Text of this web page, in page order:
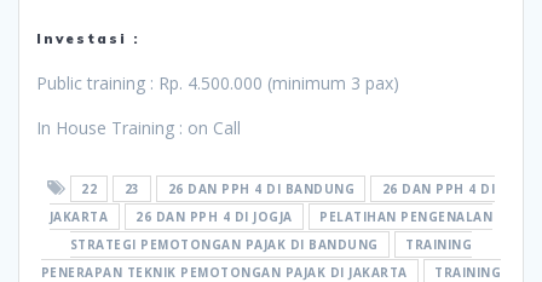
Investasi :
Public training : Rp. 4.500.000 (minimum 3 pax)
In House Training : on Call
22 23 26 DAN PPH 4 DI BANDUNG
26 DAN PPH 4 DI
JAKARTA
26 DAN PPH 4 DI JOGJA
PELATIHAN PENGENALAN
STRATEGI PEMOTONGAN PAJAK DI BANDUNG
TRAINING
PENERAPAN TEKNIK PEMOTONGAN PAJAK DI JAKARTA
TRAINING